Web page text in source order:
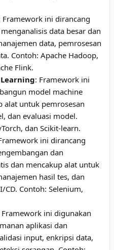
Framework ini dirancang
data besar dan
data, pemrosesan
Contoh: Apache Hadoop,
Flink.
: Framework ini
model machine
alat untuk pemrosesan
dan evaluasi model.
dan Scikit-learn.
ini dirancang
dan
dan mencakup alat untuk
hasil tes, dan
CD. Contoh: Selenium,
Framework ini digunakan
aplikasi dan
input, enkripsi data,